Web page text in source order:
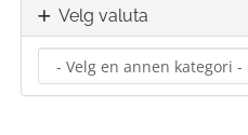
Velg valuta